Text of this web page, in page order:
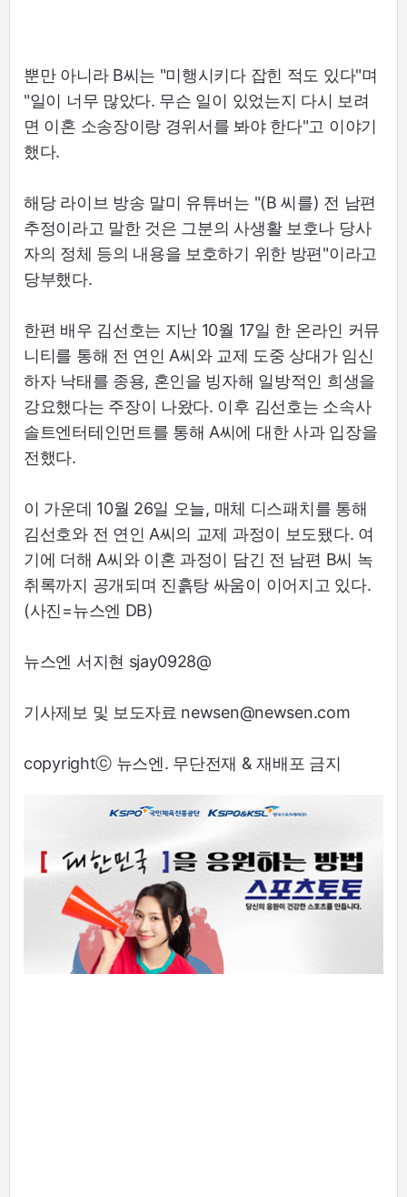
뿐만 아니라 B씨는 "미행시키다 잡힌 적도 있다"며
"일이 너무 많았다. 무슨 일이 있었는지 다시 보려
면 이혼 소송장이랑 경위서를 봐야 한다"고 이야기
했다.
해당 라이브 방송 말미 유튜버는 "(B 씨를) 전 남편
추정이라고 말한 것은 그분의 사생활 보호나 당사
자의 정체 등의 내용을 보호하기 위한 방편"이라고
당부했다.
한편 배우 김선호는 지난 10월 17일 한 온라인 커뮤
니티를 통해 전 연인 A씨와 교제 도중 상대가 임신
하자 낙태를 종용, 혼인을 빙자해 일방적인 희생을
강요했다는 주장이 나왔다. 이후 김선호는 소속사
솔트엔터테인먼트를 통해 A씨에 대한 사과 입장을
전했다.
이 가운데 10월 26일 오늘, 매체 디스패치를 통해
김선호와 전 연인 A씨의 교제 과정이 보도됐다. 여
기에 더해 A씨와 이혼 과정이 담긴 전 남편 B씨 녹
취록까지 공개되며 진흙탕 싸움이 이어지고 있다.
(사진=뉴스엔 DB)
뉴스엔 서지현 sjay0928@
기사제보 및 보도자료 newsen@newsen.com
copyrightⓒ 뉴스엔. 무단전재 & 재배포 금지